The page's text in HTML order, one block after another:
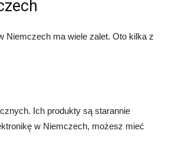
Niemczech ma wiele zalet. Oto kilka z
Ich produkty są starannie
w Niemczech, możesz mieć